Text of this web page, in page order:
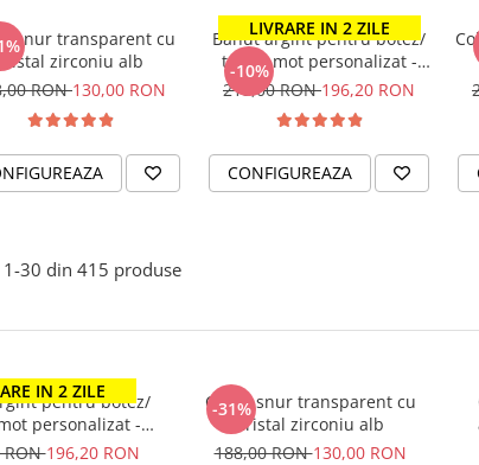
snur transparent cu
cristal zirconiu alb
RON130,00 RON
LIVRARE IN 2 ZILE
-10%
Banut argint pentru botez/
taiere mot personalizat -
Nume si Simbol
218,00 RON196,20 RON
CONFIGUREAZA
1-30 din 415 produse
IN 2 ZILE
pentru botez/
personalizat -
si Simbol
RON196,20 RON
-31%
Colier snur transparent cu
cristal zirconiu alb
188,00 RON130,00 RON